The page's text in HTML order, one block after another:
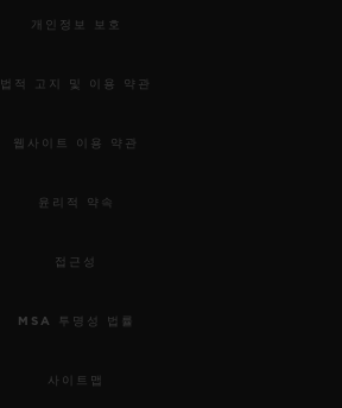
개인정보 보호
법적 고지 및 이용 약관
웹사이트 이용 약관
윤리적 약속
접근성
MSA 투명성 법률
사이트맵